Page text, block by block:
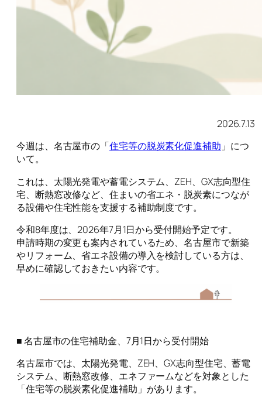
2026.7.13
今週は、名古屋市の「住宅等の脱炭素化促進補助 」につ
いて。
これは、太陽光発電や蓄電システム、ZEH、GX志向型住
宅、断熱窓改修など、住まいの省エネ・脱炭素につなが
る設備や住宅性能を支援する補助制度です。
令和8年度は、2026年7月1日から受付開始予定です。
申請時期の変更も案内されているため、名古屋市で新築
やリフォーム、省エネ設備の導入を検討している方は、
早めに確認しておきたい内容です。
■ 名古屋市の住宅補助金、7月1日から受付開始
名古屋市では、太陽光発電、ZEH、GX志向型住宅、蓄電
システム、断熱窓改修、エネファームなどを対象とした
「住宅等の脱炭素化促進補助」があります。